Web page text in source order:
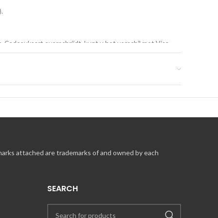
overschrijdt, kunt u het verschil met Visa,
geldig. De vervaldatum in Ierland is 60 maanden en
kunnen niet worden gewisseld en er vindt geen
attached are trademarks of and owned by each
SEARCH